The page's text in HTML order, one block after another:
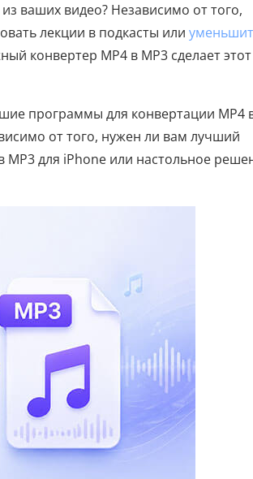
ваших видео? Независимо от того,
лекции в подкасты или
конвертер MP4 в MP3 сделает этот
программы для конвертации MP4
от того, нужен ли вам лучший
MP3 для iPhone или настольное